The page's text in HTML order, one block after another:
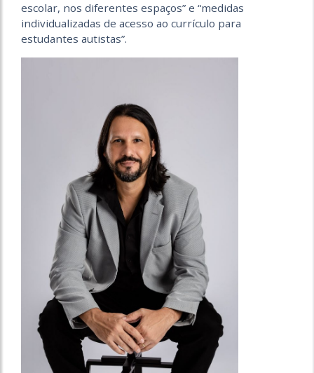
escolar, nos diferentes espaços” e “medidas
individualizadas de acesso ao currículo para
estudantes autistas”.